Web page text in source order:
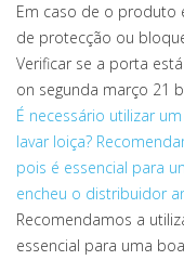
Em caso de o produto
de protecção ou
Verificar se a porta
on segunda março 21
É necessário utilizar
lavar loiça?
pois é essencial para
encheu o distribuidor
Recomendamos a
essencial para uma